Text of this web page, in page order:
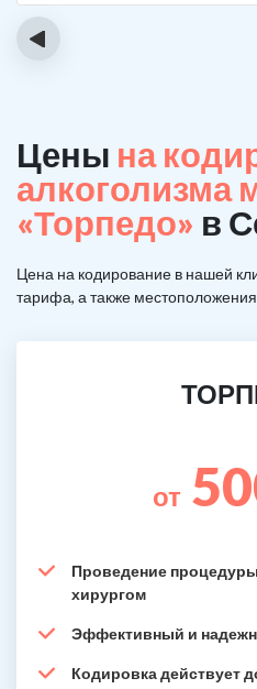
‹
Цены на
алкоголизма
«Торпедо» в
Цена на кодирование в нашей
тарифа, а также
от
Проведение
хирургом
Эффективный и
Кодировка действует